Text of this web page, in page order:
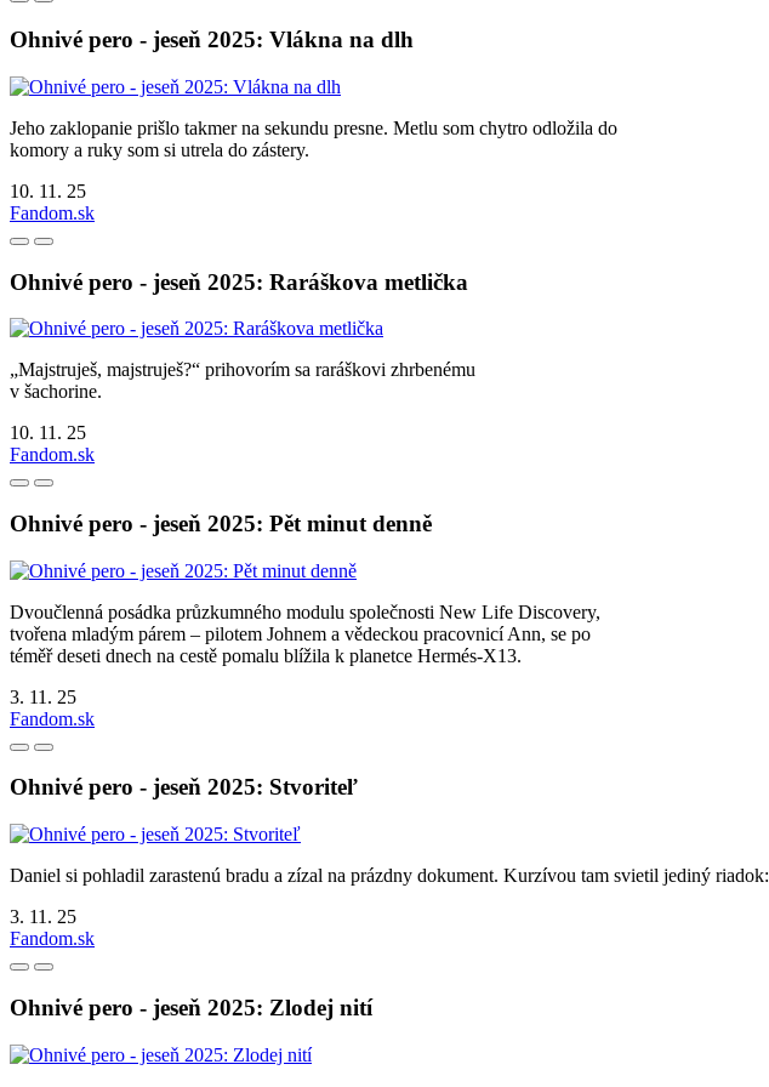
Ohnivé pero - jeseň 2025: Vlákna na dlh
Jeho zaklopanie prišlo takmer na sekundu presne. Metlu som chytro odložila do
komory a ruky som si utrela do zástery.
10. 11. 25
Fandom.sk
Ohnivé pero - jeseň 2025: Raráškova metlička
„Majstruješ, majstruješ?“ prihovorím sa raráškovi zhrbenému
v šachorine.
10. 11. 25
Fandom.sk
Ohnivé pero - jeseň 2025: Pět minut denně
Dvoučlenná posádka průzkumného modulu společnosti New Life Discovery,
tvořena mladým párem – pilotem Johnem a vědeckou pracovnicí Ann, se po
téměř deseti dnech na cestě pomalu blížila k planetce Hermés-X13.
3. 11. 25
Fandom.sk
Ohnivé pero - jeseň 2025: Stvoriteľ
Daniel si pohladil zarastenú bradu a zízal na prázdny dokument. Kurzívou tam svietil jediný riadok:
3. 11. 25
Fandom.sk
Ohnivé pero - jeseň 2025: Zlodej nití